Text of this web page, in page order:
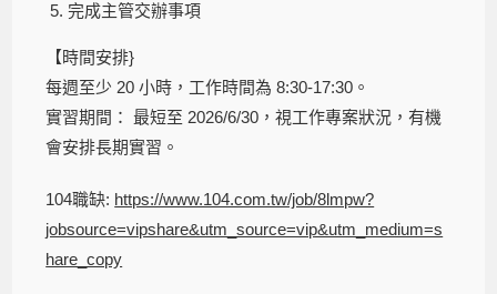
完成主管交辦事項
【時間安排}
每週至少 20 小時，工作時間為 8:30-17:30。
實習期間： 最短至 2026/6/30，視工作專案狀況，有機
會安排長期實習。
104職缺: https://www.104.com.tw/job/8lmpw?
jobsource=vipshare&utm_source=vip&utm_medium=s
hare_copy